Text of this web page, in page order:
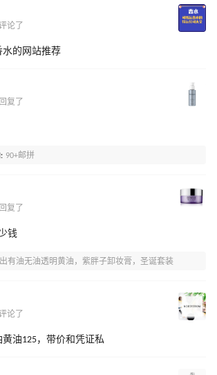
论了
水的网站推荐
复了
90+邮拼
复了
钱
出有油无油透明黄油，紫胖子卸妆膏，圣诞套装
论了
油125，带价和凭证私